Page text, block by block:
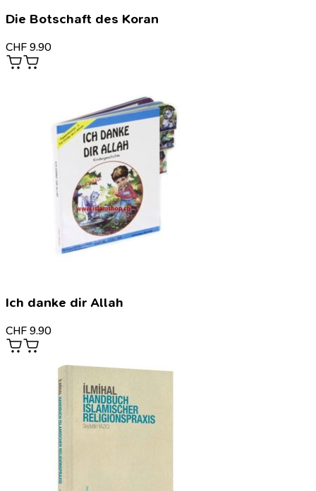
Die Botschaft des Koran
CHF 9.90
Ich danke dir Allah
CHF 9.90